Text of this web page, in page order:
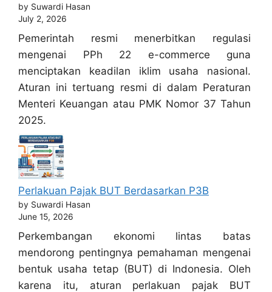
by Suwardi Hasan
July 2, 2026
Pemerintah resmi menerbitkan regulasi
mengenai PPh 22 e-commerce guna
menciptakan keadilan iklim usaha nasional.
Aturan ini tertuang resmi di dalam Peraturan
Menteri Keuangan atau PMK Nomor 37 Tahun
2025.
Perlakuan Pajak BUT Berdasarkan P3B
by Suwardi Hasan
June 15, 2026
Perkembangan ekonomi lintas batas
mendorong pentingnya pemahaman mengenai
bentuk usaha tetap (BUT) di Indonesia. Oleh
karena itu, aturan perlakuan pajak BUT